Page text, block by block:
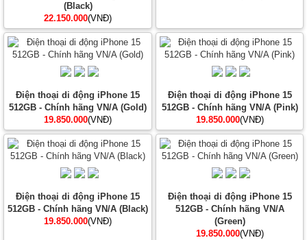
(Black)
22.150.000(VNĐ)
Điện thoại di động iPhone 15
512GB - Chính hãng VN/A (Gold)
19.850.000(VNĐ)
Điện thoại di động iPhone 15
512GB - Chính hãng VN/A (Pink)
19.850.000(VNĐ)
Điện thoại di động iPhone 15
512GB - Chính hãng VN/A (Black)
19.850.000(VNĐ)
Điện thoại di động iPhone 15
512GB - Chính hãng VN/A
(Green)
19.850.000(VNĐ)